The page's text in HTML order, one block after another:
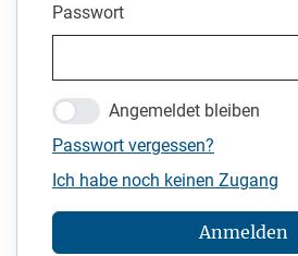
Passwort
Angemeldet bleiben
Passwort vergessen?
Ich habe noch keinen Zugang
Anmelden